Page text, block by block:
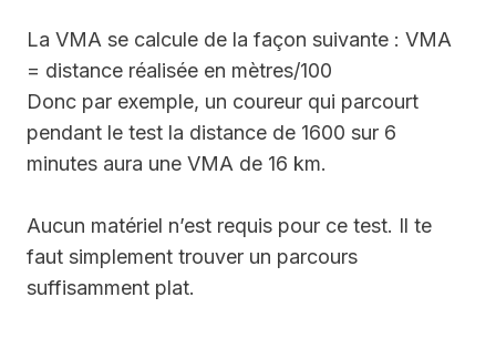
La VMA se calcule de la façon suivante : VMA
= distance réalisée en mètres/100
Donc par exemple, un coureur qui parcourt
pendant le test la distance de 1600 sur 6
minutes aura une VMA de 16 km.
Aucun matériel n’est requis pour ce test. Il te
faut simplement trouver un parcours
suffisamment plat.